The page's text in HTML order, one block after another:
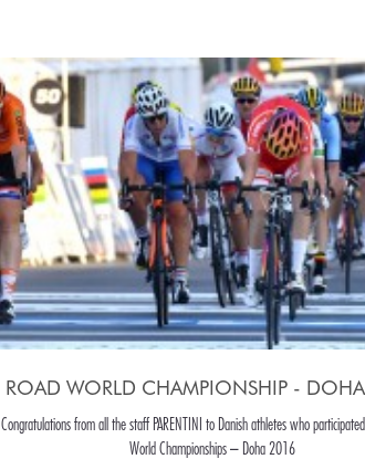
ROAD WORLD CHAMPIONSHIP -
Congratulations from all the staff PARENTINI to Danish athletes who
World Championships – Doha 2016